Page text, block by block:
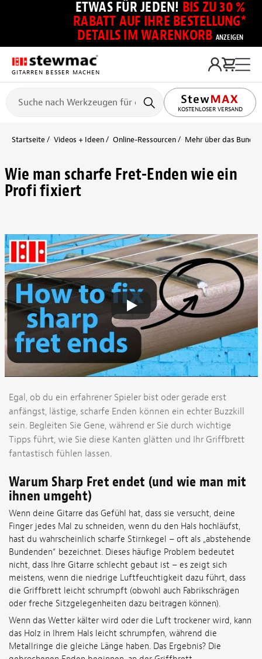
ETWAS FÜR JEDEN! BIS ZU 30 %
RABATT AUF IHRE BESTELLUNG*
DETAILS IM WARENKORB ANZEIGEN
GITARREN BESSER MACHEN
KOSTENLOSER VERSAND
Startseite Videos + Ideen Online-Ressourcen Mehr über das
Wie man scharfe Fret-Enden wie ein
Profi fixiert
Egal, ob du ein erfahrener Spieler bist oder gerade erst
anfängst, lästige, scharfe Enden können ein echter Buzzkill
sein. Begleiten Sie Gene, während er Sie durch wichtige
Tipps führt, wie Sie diese Kanten glätten und Ihr Griffbrett
fantastisch fühlen lassen.
Warum Sharp Fret endet (und wie man mit
ihnen umgeht)
Wenn deine Gitarre das Gefühl hat, dass sie versucht, deine
Finger jedes Mal zu schneiden, wenn du den Hals hochläufst,
hast du wahrscheinlich scharfe Stirnkegel – oft als „abstehende
Bundenden“ bezeichnet. Dieses häufige Problem bedeutet
nicht, dass Ihre Gitarre schlecht gebaut ist – es zeigt sich
meistens, wenn die niedrige Luftfeuchtigkeit dazu führt, dass
die Griffbrett leicht schrumpft (obwohl auch Fabrikschrägen
oder freche Sitzgelegenheiten dazu beitragen können).
Wenn das Wetter kälter wird oder die Luft trockener wird, kann
das Holz in Ihrem Hals leicht schrumpfen, während die
Metallringe die gleiche Länge haben. Das Ergebnis? Die